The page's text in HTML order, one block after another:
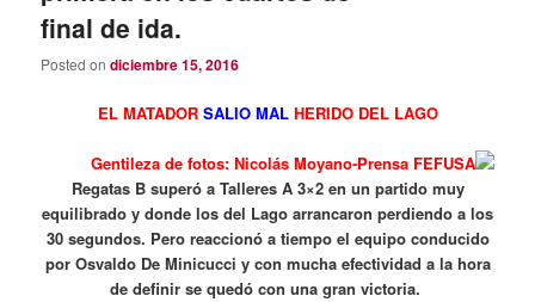
final de ida.
Posted ondiciembre 15, 2016
EL MATADOR SALIO MALHERIDO DEL LAGO
Gentileza de fotos: Nicolás Moyano-Prensa FEFUSA
Regatas B superó a Talleres A 3×2 en un partido muy
equilibrado y donde los del Lago arrancaron perdiendo a los
30 segundos. Pero reaccionó a tiempo el equipo conducido
por Osvaldo De Minicucci y con mucha efectividad a la hora
de definir se quedó con una gran victoria.